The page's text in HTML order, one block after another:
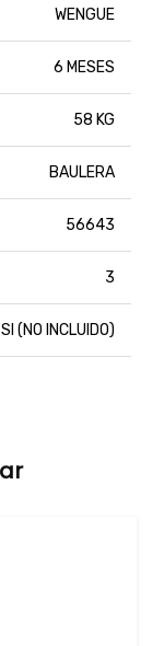
WENGUE
6 MESES
58 KG
BAULERA
56643
3
SI (NO INCLUIDO)